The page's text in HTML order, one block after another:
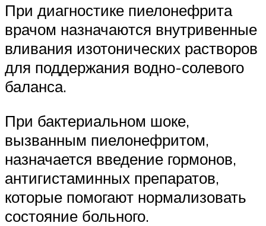
При диагностике пиелонефрита
врачом назначаются внутривенные
вливания изотонических растворов
для поддержания водно-солевого
баланса.
При бактериальном шоке,
вызванным пиелонефритом,
назначается введение гормонов,
антигистаминных препаратов,
которые помогают нормализовать
состояние больного.